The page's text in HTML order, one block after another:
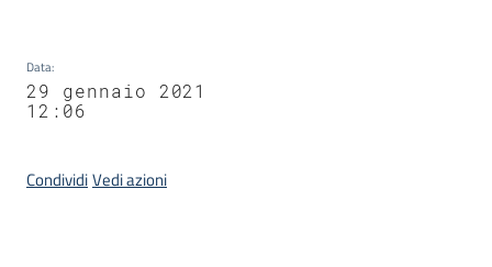
Data:
29 gennaio 2021
12:06
CondividiVedi azioni